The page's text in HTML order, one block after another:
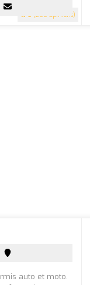
5 (200 Opinions)
auto et moto.